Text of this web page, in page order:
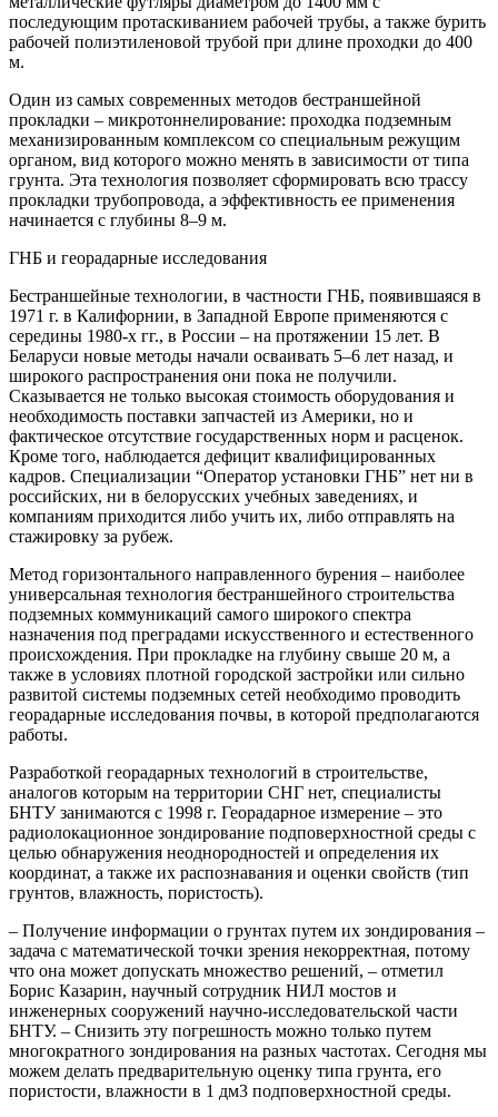
последующим протаскиванием рабочей трубы, а также бурить
рабочей полиэтиленовой трубой при длине проходки до 400
м.
Один из самых современных методов бестраншейной
прокладки – микротоннелирование: проходка подземным
механизированным комплексом со специальным режущим
органом, вид которого можно менять в зависимости от типа
грунта. Эта технология позволяет сформировать всю трассу
прокладки трубопровода, а эффективность ее применения
начинается с глубины 8–9 м.
ГНБ и георадарные исследования
Бестраншейные технологии, в частности ГНБ, появившаяся в
1971 г. в Калифорнии, в Западной Европе применяются с
середины 1980-х гг., в России – на протяжении 15 лет. В
Беларуси новые методы начали осваивать 5–6 лет назад, и
широкого распространения они пока не получили.
Сказывается не только высокая стоимость оборудования и
необходимость поставки запчастей из Америки, но и
фактическое отсутствие государственных норм и расценок.
Кроме того, наблюдается дефицит квалифицированных
кадров. Специализации “Оператор установки ГНБ” нет ни в
российских, ни в белорусских учебных заведениях, и
компаниям приходится либо учить их, либо отправлять на
стажировку за рубеж.
Метод горизонтального направленного бурения – наиболее
универсальная технология бестраншейного строительства
подземных коммуникаций самого широкого спектра
назначения под преградами искусственного и естественного
происхождения. При прокладке на глубину свыше 20 м, а
также в условиях плотной городской застройки или сильно
развитой системы подземных сетей необходимо проводить
георадарные исследования почвы, в которой предполагаются
работы.
Разработкой георадарных технологий в строительстве,
аналогов которым на территории СНГ нет, специалисты
БНТУ занимаются с 1998 г. Георадарное измерение – это
радиолокационное зондирование подповерхностной среды с
целью обнаружения неоднородностей и определения их
координат, а также их распознавания и оценки свойств (тип
грунтов, влажность, пористость).
– Получение информации о грунтах путем их зондирования –
задача с математической точки зрения некорректная, потому
что она может допускать множество решений, – отметил
Борис Казарин, научный сотрудник НИЛ мостов и
инженерных сооружений научно-исследовательской части
БНТУ. – Снизить эту погрешность можно только путем
многократного зондирования на разных частотах. Сегодня мы
можем делать предварительную оценку типа грунта, его
пористости, влажности в 1 дм3 подповерхностной среды.